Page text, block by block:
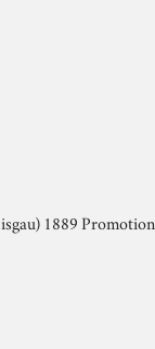
1889 Promotion